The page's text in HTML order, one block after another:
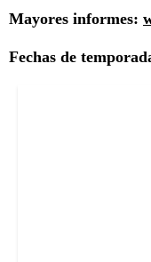
Mayores informes:
Fechas de